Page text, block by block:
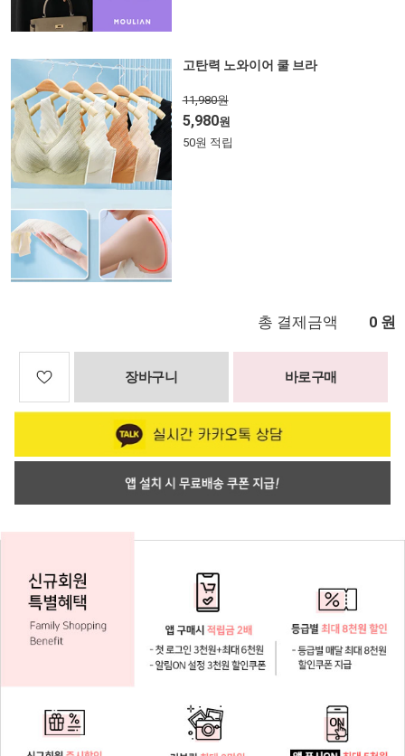
고탄력 노와이어 쿨 브라
11,980원
5,980원
50원 적립
총 결제금액 0 원
장바구니 바로구매